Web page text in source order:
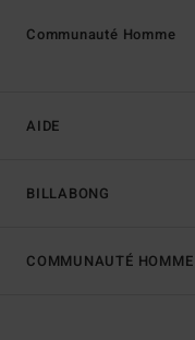
AIDE
BILLABONG
Communauté Homme
COMMUNAUTÉ HOMME